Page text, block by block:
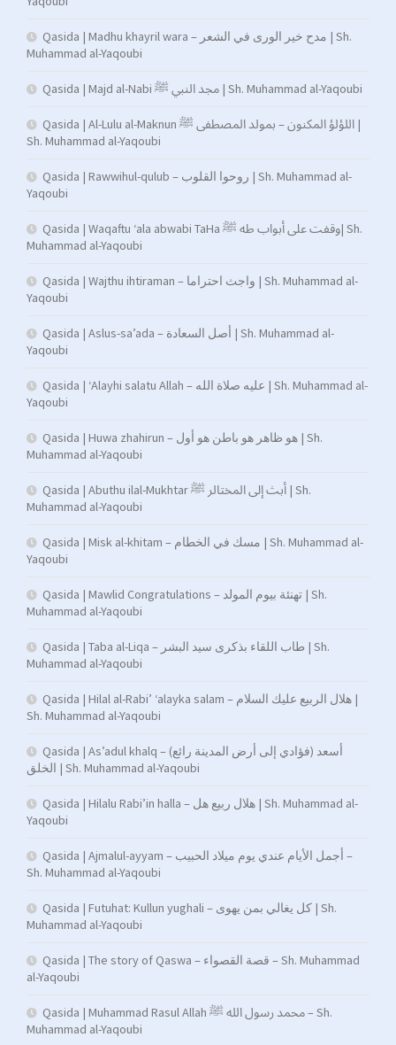
Qasida | Madhu khayril wara – مدح خير الورى في الشعر | Sh.
Muhammad al-Yaqoubi
Qasida | Majd al-Nabi مجد النبي ﷺ | Sh. Muhammad al-Yaqoubi
Qasida | Al-Lulu al-Maknun اللؤلؤ المكنون – بمولد المصطفى ﷺ |
Sh. Muhammad al-Yaqoubi
Qasida | Rawwihul-qulub – روحوا القلوب | Sh. Muhammad al-
Yaqoubi
Qasida | Waqaftu ‘ala abwabi TaHa وقفت على أبواب طه ﷺ| Sh.
Muhammad al-Yaqoubi
Qasida | Wajthu ihtiraman – واجث احتراما | Sh. Muhammad al-
Yaqoubi
Qasida | Aslus-sa’ada – أصل السعادة | Sh. Muhammad al-
Yaqoubi
Qasida | ‘Alayhi salatu Allah – عليه صلاة الله | Sh. Muhammad al-
Yaqoubi
Qasida | Huwa zhahirun – هو ظاهر هو باطن هو أول | Sh.
Muhammad al-Yaqoubi
Qasida | Abuthu ilal-Mukhtar أبث إلى المختالر ﷺ | Sh.
Muhammad al-Yaqoubi
Qasida | Misk al-khitam – مسك في الخطام | Sh. Muhammad al-
Yaqoubi
Qasida | Mawlid Congratulations – تهنئة بيوم المولد | Sh.
Muhammad al-Yaqoubi
Qasida | Taba al-Liqa – طاب اللقاء بذكرى سيد البشر | Sh.
Muhammad al-Yaqoubi
Qasida | Hilal al-Rabi’ ‘alayka salam – هلال الربيع عليك السلام |
Sh. Muhammad al-Yaqoubi
Qasida | As’adul khalq – (فؤادي إلى أرض المدينة رائع) أسعد
الخلق | Sh. Muhammad al-Yaqoubi
Qasida | Hilalu Rabi’in halla – هلال ربيع هل | Sh. Muhammad al-
Yaqoubi
Qasida | Ajmalul-ayyam – أجمل الأيام عندي يوم ميلاد الحبيب –
Sh. Muhammad al-Yaqoubi
Qasida | Futuhat: Kullun yughali – كل يغالي بمن يهوى | Sh.
Muhammad al-Yaqoubi
Qasida | The story of Qaswa – قصة القصواء – Sh. Muhammad
al-Yaqoubi
Qasida | Muhammad Rasul Allah محمد رسول الله ﷺ – Sh.
Muhammad al-Yaqoubi